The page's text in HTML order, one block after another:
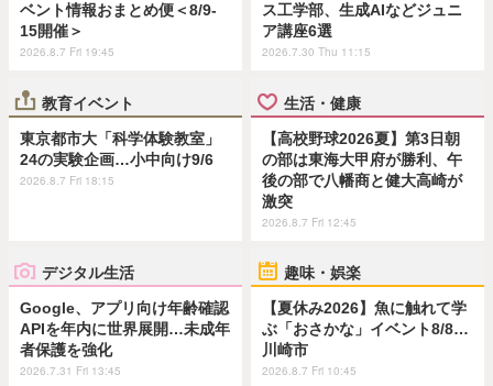
ベント情報おまとめ便＜8/9-
15開催＞
2026.8.7 Fri 19:45
ス工学部、生成AIなどジュニ
ア講座6選
2026.7.30 Thu 11:15
教育イベント
東京都市大「科学体験教室」
24の実験企画…小中向け9/6
2026.8.7 Fri 18:15
生活・健康
【高校野球2026夏】第3日朝
の部は東海大甲府が勝利、午
後の部で八幡商と健大高崎が
激突
2026.8.7 Fri 12:45
デジタル生活
Google、アプリ向け年齢確認
APIを年内に世界展開…未成年
者保護を強化
2026.7.31 Fri 13:45
趣味・娯楽
【夏休み2026】魚に触れて学
ぶ「おさかな」イベント8/8…
川崎市
2026.8.7 Fri 10:45